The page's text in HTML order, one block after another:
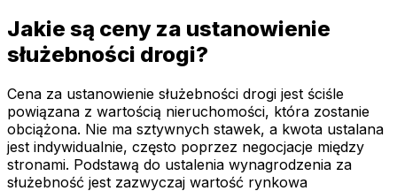
Jakie są ceny za ustanowienie
służebności drogi?
Cena za ustanowienie służebności drogi jest ściśle
powiązana z wartością nieruchomości, która zostanie
obciążona. Nie ma sztywnych stawek, a kwota ustalana
jest indywidualnie, często poprzez negocjacje między
stronami. Podstawą do ustalenia wynagrodzenia za
służebność jest zazwyczaj wartość rynkowa